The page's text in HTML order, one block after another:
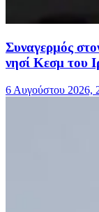
Συναγερμός
νησί Κεσμ του
6 Αυγούστου 2026,